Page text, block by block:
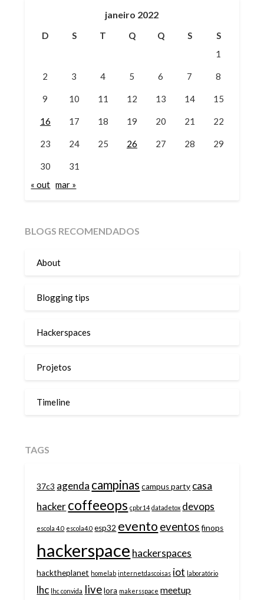
janeiro 2022
D S T Q Q S
S
1
2 3 4 5 6 7 8
9 10 11 12 13 14 15
16 17 18 19 20 21 22
23 24 25 26 27 28 29
30
31
« out mar »
BLOGS RECOMENDADOS
About
Blogging tips
Hackerspaces
Projetos
Timeline
TAGS
37c3 agenda campinas campus party casa
hackercoffeeops cpbr14 datadetox devops
escola 4.0 escola4.0 esp32 evento eventos finops
hackerspace hackerspaces
hacktheplanet homelab internetdascoisas iot laboratório
lhc lhc convida live lora makersspace meetup